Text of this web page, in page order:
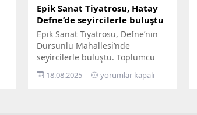
Epik Sanat Tiyatrosu, Hatay
Defne’de seyircilerle buluştu
Epik Sanat Tiyatrosu, Defne’nin
Dursunlu Mahallesi’nde
seyircilerle buluştu. Toplumcu
şair Nazım Hikmet’in
dizelerinden yola çıkarak
18.08.2025 yorumlar kapalı